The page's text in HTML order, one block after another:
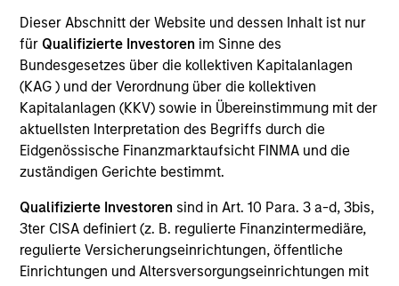
Dieser Abschnitt der Website und dessen Inhalt ist nur
für Qualifizierte Investoren im Sinne des
Bundesgesetzes über die kollektiven Kapitalanlagen
(KAG ) und der Verordnung über die kollektiven
Kapitalanlagen (KKV) sowie in Übereinstimmung mit der
aktuellsten Interpretation des Begriffs durch die
Eidgenössische Finanzmarktaufsicht FINMA und die
zuständigen Gerichte bestimmt.
Qualifizierte Investoren sind in Art. 10 Para. 3 a-d, 3bis,
3ter CISA definiert (z. B. regulierte Finanzintermediäre,
regulierte Versicherungseinrichtungen, öffentliche
Einrichtungen und Altersversorgungseinrichtungen mit
YEARS OF INDUSTRY EXPERIENCE
24 Years
Robert Walker is the Global Head of Stewardship for
MSIM and leads our stewardship, proxy voting and